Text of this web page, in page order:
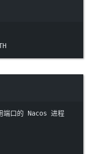
口的 Nacos 进程